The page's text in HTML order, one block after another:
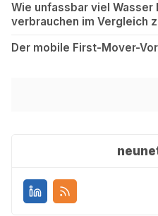
Wie unfassbar viel Wasser
verbrauchen im Vergleich
Der mobile First-Mover-